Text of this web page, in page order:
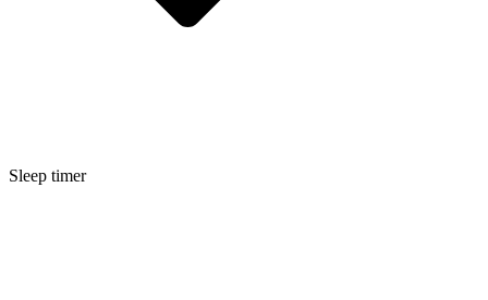
Sleep timer